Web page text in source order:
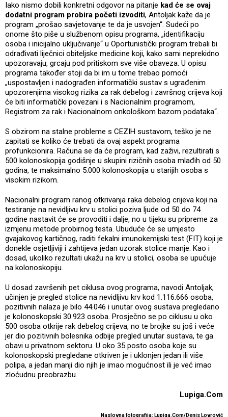
Iako nismo dobili konkretni odgovor na pitanje kad će se ovaj
dodatni program probira početi izvoditi, Antoljak kaže da je
program „prošao savjetovanje te da je usvojen“. Sudeći po
onome što piše u službenom opisu programa, „identifikaciju
osoba i inicijalno uključivanje“ u Oportunistički program trebali bi
odrađivati liječnici obiteljske medicine koji, kako sami neprekidno
upozoravaju, grcaju pod pritiskom sve više obaveza. U opisu
programa također stoji da bi im u tome trebao pomoći
„uspostavljen i nadograđen informatički sustav s ugrađenim
upozorenjima visokog rizika za rak debelog i završnog crijeva koji
će biti informatički povezani i s Nacionalnim programom,
Registrom za rak i Nacionalnom onkološkom bazom podataka“.
S obzirom na stalne probleme s CEZIH sustavom, teško je ne
zapitati se koliko će trebati da ovaj aspekt programa
profunkcionira. Računa se da će program, kad zaživi, rezultirati s
500 kolonoskopija godišnje u skupini rizičnih osoba mlađih od 50
godina, te maksimalno 5.000 kolonoskopija u starijih osoba s
visokim rizikom.
Nacionalni program ranog otkrivanja raka debelog crijeva koji na
testiranje na nevidljivu krv u stolici poziva ljude od 50 do 74
godine nastavit će se provoditi i dalje, no u tijeku su pripreme za
izmjenu metode probirnog testa. Ubuduće će se umjesto
gvajakovog kartičnog, raditi fekalni imunokemijski test (FIT) koji je
donekle osjetljiviji i zahtijeva jedan uzorak stolice manje. Kao i
dosad, ukoliko rezultati ukažu na krv u stolici, osoba se upućuje
na kolonoskopiju.
U dosad završenih pet ciklusa ovog programa, navodi Antoljak,
učinjen je pregled stolice na nevidljivu krv kod 1.116.666 osoba,
pozitivnih nalaza je bilo 44.046 i unutar ovog sustava pregledano
je kolonoskopski 30.923 osoba. Prosječno se po ciklusu u oko
500 osoba otkrije rak debelog crijeva, no te brojke su još i veće
jer dio pozitivnih bolesnika odbije pregled unutar sustava, te ga
obavi u privatnom sektoru. U oko 35 posto osoba koje su
kolonoskopski pregledane otkriven je i uklonjen jedan ili više
polipa, a jedan manji dio njih je imao mogućnost ili je već imao
zloćudnu preobrazbu.
Lupiga.Com
Naslovna fotografija: Lupiga.Com/Denis Lovrović